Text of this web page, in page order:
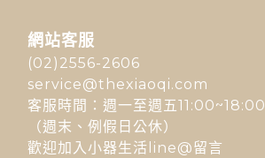
網站客服
(02)2556-2606
service@thexiaoqi.com
客服時間：週一至週五11:00~18:00
（週末、例假日公休）
歡迎加入小器生活line@留言